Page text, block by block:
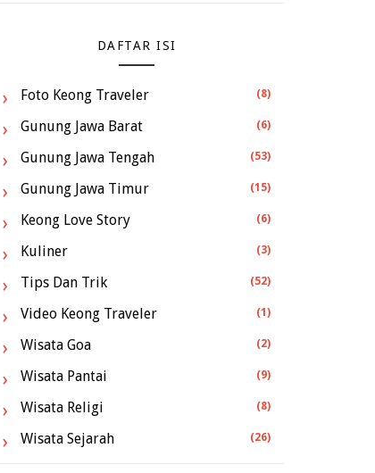
DAFTAR ISI
Foto Keong Traveler (8)
Gunung Jawa Barat (6)
Gunung Jawa Tengah (53)
Gunung Jawa Timur (15)
Keong Love Story (6)
Kuliner (3)
Tips Dan Trik (52)
Video Keong Traveler (1)
Wisata Goa (2)
Wisata Pantai (9)
Wisata Religi (8)
Wisata Sejarah (26)